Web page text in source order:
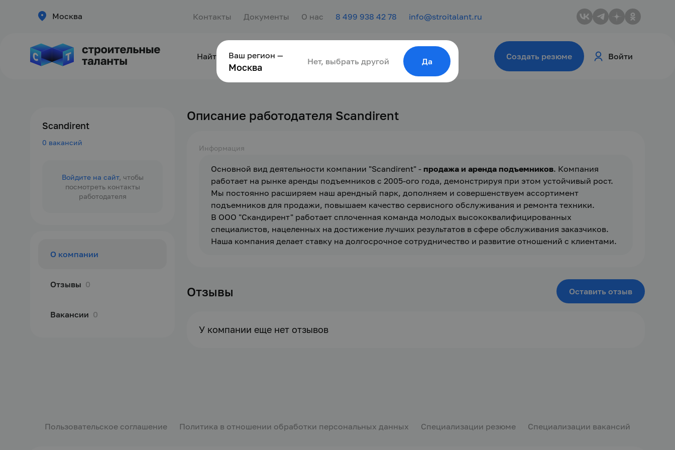
Москва Контакты Документы О нас 8 499 938 42 78 info@stroitalant.ru
Найти сотрудника Найти работу Для молодёжи Создать резюме Войти
Scandirent
0 вакансий
Войдите на сайт, чтобы
посмотреть контакты
работодателя
О компании
Отзывы 0
Вакансии 0
Описание работодателя Scandirent
Информация
Основной вид деятельности компании "Scandirent" - продажа и аренда подъемников. Компания
работает на рынке аренды подъемников с 2005-ого года, демонстрируя при этом устойчивый рост.
Мы постоянно расширяем наш арендный парк, дополняем и совершенствуем ассортимент
подъемников для продажи, повышаем качество сервисного обслуживания и ремонта техники.
В ООО "Скандирент" работает сплоченная команда молодых высококвалифицированных
специалистов, нацеленных на достижение лучших результатов в сфере обслуживания заказчиков.
Наша компания делает ставку на долгосрочное сотрудничество и развитие отношений с клиентами.
Отзывы Оставить отзыв
У компании еще нет отзывов
Пользовательское соглашение Политика в отношении обработки персональных данных Специализации резюме Специализации вакансий
Ваш регион —
Москва
Нет, выбрать другой Да